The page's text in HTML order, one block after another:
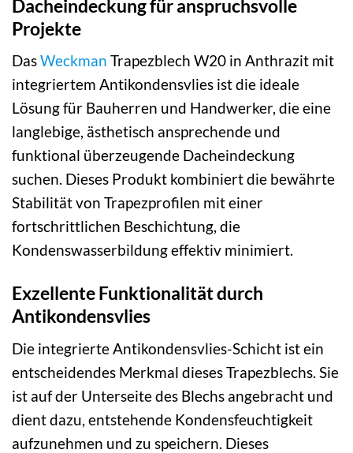
Dacheindeckung für anspruchsvolle
Projekte
DasWeckman Trapezblech W20 in Anthrazit mit
integriertem Antikondensvlies ist die ideale
Lösung für Bauherren und Handwerker, die eine
langlebige, ästhetisch ansprechende und
funktional überzeugende Dacheindeckung
suchen. Dieses Produkt kombiniert die bewährte
Stabilität von Trapezprofilen mit einer
fortschrittlichen Beschichtung, die
Kondenswasserbildung effektiv minimiert.
Exzellente Funktionalität durch
Antikondensvlies
Die integrierte Antikondensvlies-Schicht ist ein
entscheidendes Merkmal dieses Trapezblechs. Sie
ist auf der Unterseite des Blechs angebracht und
dient dazu, entstehende Kondensfeuchtigkeit
aufzunehmen und zu speichern. Dieses